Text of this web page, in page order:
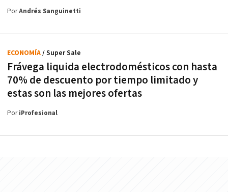
PorAndrés Sanguinetti
Frávega liquida electrodomésticos con hasta
70% de descuento por tiempo limitado y
estas son las mejores ofertas
ECONOMÍA/ Super Sale
PoriProfesional